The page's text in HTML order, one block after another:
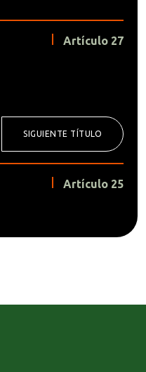
Artículo 27
SIGUIENTE TÍTULO
Artículo 25